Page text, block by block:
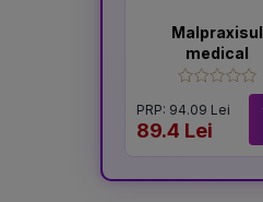
Malpraxisul
medical
PRP: 94.09 Lei
89.4 Lei